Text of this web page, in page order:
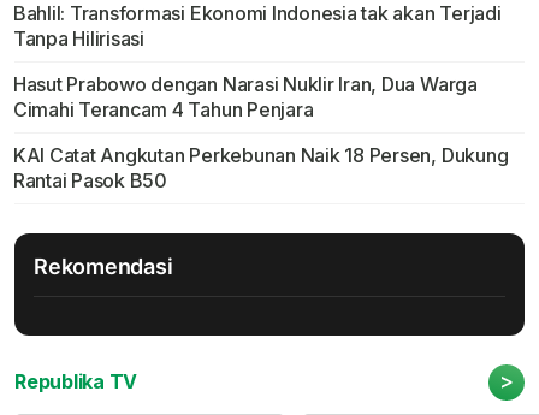
Bahlil: Transformasi Ekonomi Indonesia tak akan Terjadi
Tanpa Hilirisasi
Hasut Prabowo dengan Narasi Nuklir Iran, Dua Warga
Cimahi Terancam 4 Tahun Penjara
KAI Catat Angkutan Perkebunan Naik 18 Persen, Dukung
Rantai Pasok B50
Rekomendasi
Republika TV >